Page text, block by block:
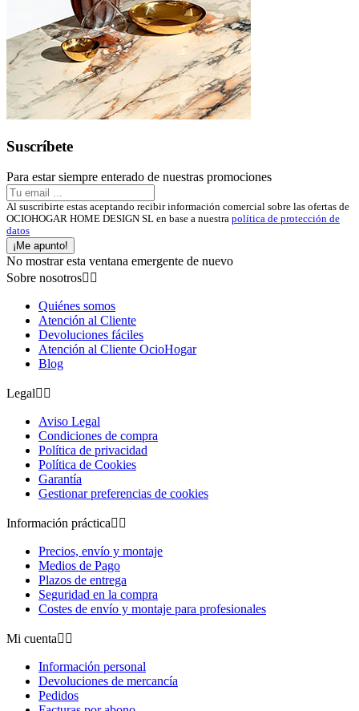
Suscríbete
Para estar siempre enterado de nuestras promociones
Al suscribirte estas aceptando recibir información comercial sobre las ofertas de
OCIOHOGAR HOME DESIGN SL en base a nuestra política de protección de
datos
¡Me apunto!
No mostrar esta ventana emergente de nuevo
Sobre nosotros 
Quiénes somos
Atención al Cliente
Devoluciones fáciles
Atención al Cliente OcioHogar
Blog
Legal 
Aviso Legal
Condiciones de compra
Política de privacidad
Política de Cookies
Garantía
Gestionar preferencias de cookies
Información práctica 
Precios, envío y montaje
Medios de Pago
Plazos de entrega
Seguridad en la compra
Costes de envío y montaje para profesionales
Mi cuenta 
Información personal
Devoluciones de mercancía
Pedidos